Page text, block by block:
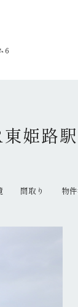
6
姫路
間取り 物